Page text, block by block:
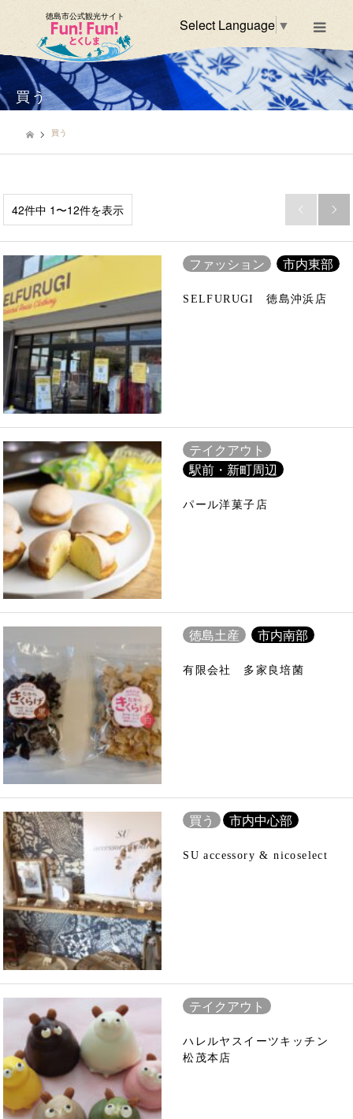
徳島市公式観光サイト Select Language ▼
買う
買う
42件中 1〜12件を表示  
ファッション 市内東部
SELFURUGI 徳島沖浜店
テイクアウト
駅前・新町周辺
パール洋菓子店
徳島土産 市内南部
有限会社 多家良培菌
買う 市内中心部
SU accessory & nicoselect
テイクアウト
ハレルヤスイーツキッチン
松茂本店